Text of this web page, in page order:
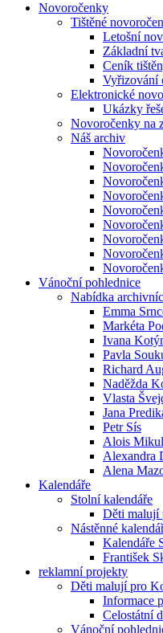
Novoročenky
Tištěné
Letošní
Základní
Ceník
Vyřizování
Elektronické
Ukázky
Novoročenky na
Náš archiv
Vánoční pohlednice
Nabídka
Emma
Markéta
Ivana
Pavla
Richard
Naděžda
Vlasta
Jana
Petr Sís
Alois
Alexandra
Alena
Kalendáře
Stolní kalendáře
Děti malují
Nástěnné
Kalendáře
František
reklamní projekty
Děti malují pro
Informace
Celostátní
Vánoční